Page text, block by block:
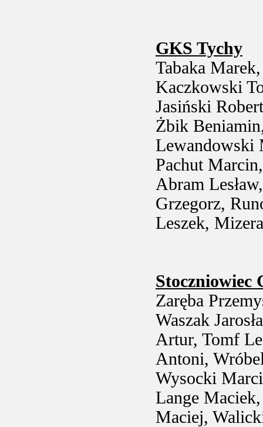
GKS Tychy
Tabaka
Kaczkowski
Jasiński
Żbik
Lewandowski
Pachut
Abram
Grzegorz,
Leszek,
Stoczniowiec
Zaręba
Waszak
Artur, Tomf
Antoni,
Wysocki
Lange
Maciej,